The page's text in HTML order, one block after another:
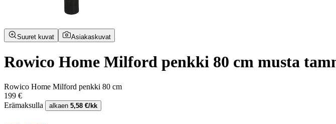
Suuret kuvat Asiakaskuvat
Rowico Home Milford penkki 80 cm musta
Rowico Home Milford penkki 80 cm
199 €
Erämaksulla
alkaen 5,58 €/kk